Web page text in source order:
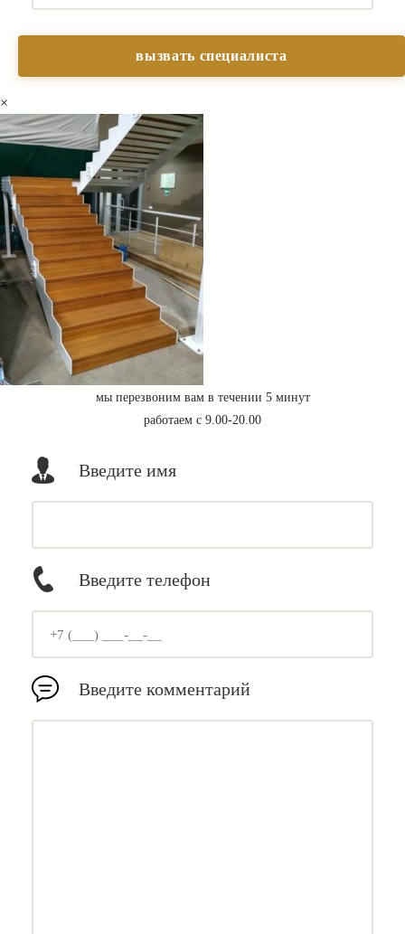
×
мы перезвоним вам в течении 5 минут
работаем с 9.00-20.00
Введите имя
Введите телефон
Введите комментарий